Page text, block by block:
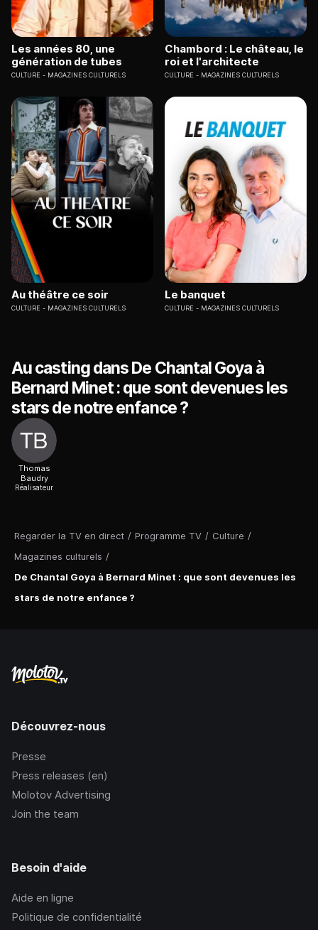
Regarder la TV en direct / Programme TV / Culture /
Magazines culturels /
De Chantal Goya à Bernard Minet : que sont devenues les
stars de notre enfance ?
Les années 80, une
génération de tubes
CULTURE MAGAZINES CULTURELS
Chambord : Le château, le
roi et l'architecte
CULTURE MAGAZINES CULTURELS
Au théâtre ce soir
CULTURE MAGAZINES CULTURELS
Le banquet
CULTURE MAGAZINES CULTURELS
Au casting dans De Chantal Goya à
Bernard Minet : que sont devenues les
stars de notre enfance ?
Thomas
Baudry
Réalisateur
Découvrez-nous
Presse
Press releases (en)
Molotov Advertising
Join the team
Besoin d'aide
Aide en ligne
Politique de confidentialité